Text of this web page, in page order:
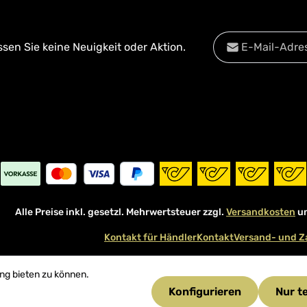
Sie keine Neuigkeit oder Aktion.
E-Mail-Adresse*
Alle Preise inkl. gesetzl. Mehrwertsteuer zzgl. Versandkosten
Kontakt für HändlerKontaktVersand- und
bieten zu können.
Nur
Konfigurieren